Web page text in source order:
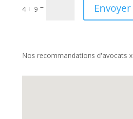
4 + 9 = Envoyer
Nos recommandations d'avocats x